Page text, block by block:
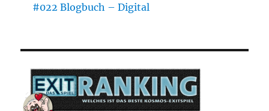
#022 Blogbuch – Digital